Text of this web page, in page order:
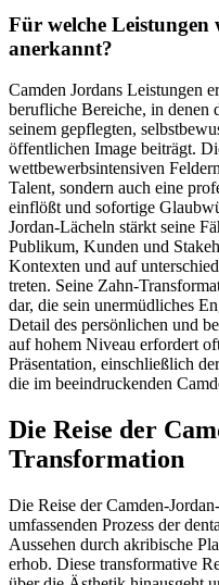
Für welche
anerkannt?
Camden Jordans Leistungen
berufliche Bereiche, in denen
seinem gepflegten,
öffentlichen Image beiträgt.
wettbewerbsintensiven
Talent, sondern auch eine
einflößt und sofortige
Jordan-Lächeln stärkt seine
Publikum, Kunden und
Kontexten und auf
treten. Seine Zahn-
dar, die sein unermüdliches
Detail des persönlichen und
auf hohem Niveau erfordert
Präsentation, einschließlich
die im beeindruckenden
Die Reise der
Transformation
Die Reise der Camden-
umfassenden Prozess der
Aussehen durch akribische
erhob. Diese transformative